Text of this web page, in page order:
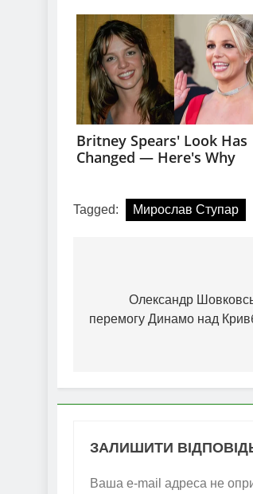
Tagged: Мирослав Ступар
записівОлександр
перемогу Динамо над
ЗАЛИШИТИ
Ваша e-mail адреса не